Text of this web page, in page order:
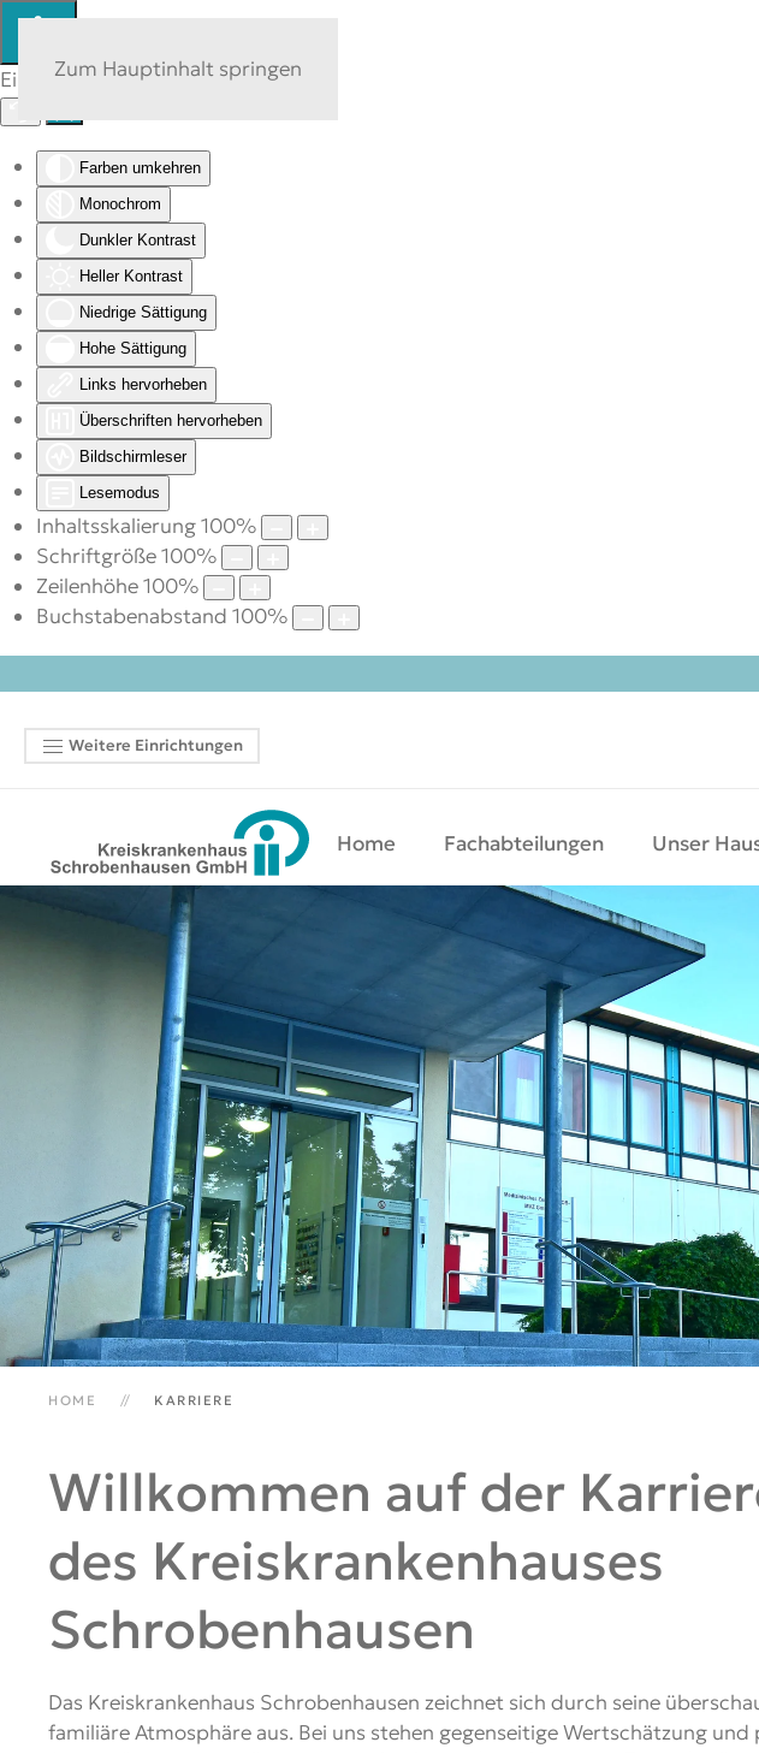
Eingabehilfen öffnen
Farben umkehren
Monochrom
Dunkler Kontrast
Heller Kontrast
Niedrige Sättigung
Hohe Sättigung
Links hervorheben
Überschriften hervorheben
Bildschirmleser
Lesemodus
Inhaltsskalierung100%
Schriftgröße100%
Zeilenhöhe100%
Buchstabenabstand 100%
Zum Hauptinhalt springen
Weitere Einrichtungen
Home Fachabteilungen Unser
HOME KARRIERE
Willkommen auf der
des Kreiskrankenhauses
Schrobenhausen
Das Kreiskrankenhaus Schrobenhausen zeichnet sich durch seine
familiäre Atmosphäre aus. Bei uns stehen gegenseitige Wertschätzung